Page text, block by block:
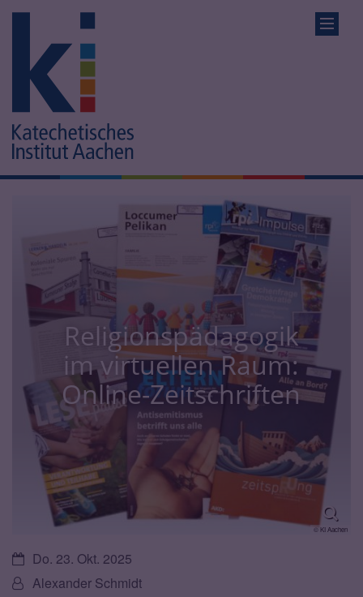
Religionspädagogik
im virtuellen Raum:
Online-Zeitschriften
© KI Aachen
Datum:Do. 23. Okt. 2025
Von:Alexander Schmidt